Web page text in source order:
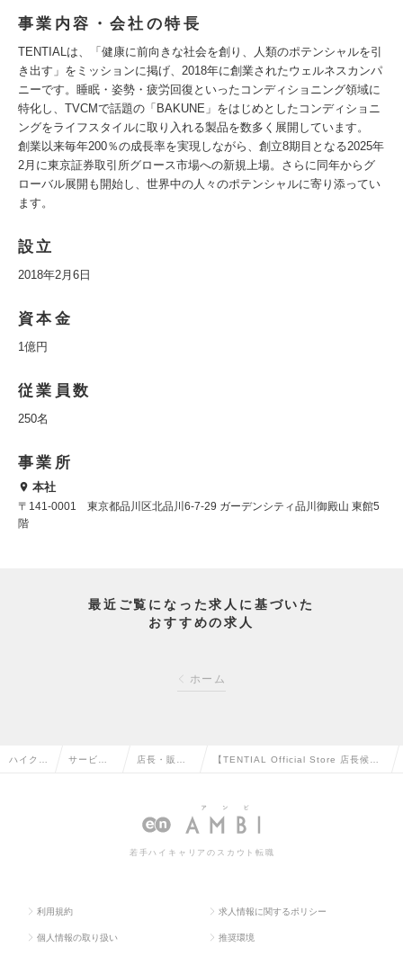
事業内容・会社の特長
TENTIALは、「健康に前向きな社会を創り、人類のポテンシャルを引
き出す」をミッションに掲げ、2018年に創業されたウェルネスカンパ
ニーです。睡眠・姿勢・疲労回復といったコンディショニング領域に
特化し、TVCMで話題の「BAKUNE」をはじめとしたコンディショニ
ングをライフスタイルに取り入れる製品を数多く展開しています。
創業以来毎年200％の成長率を実現しながら、創立8期目となる2025年
2月に東京証券取引所グロース市場への新規上場。さらに同年からグ
ローバル展開も開始し、世界中の人々のポテンシャルに寄り添ってい
ます。
設立
2018年2月6日
資本金
1億円
従業員数
250名
事業所
本社
〒141-0001 東京都品川区北品川6-7-29 ガーデンシティ品川御殿山 東館5
階
最近ご覧になった求人に基づいた
おすすめの求人
ホーム
ハイクラ サービ 店長・販
理の転職
【TENTIAL Official Store 店長候
戦！の求人情報
若手ハイキャリアのスカウト転職
利用規約 求人情報に関するポリシー
個人情報の取り扱い 推奨環境